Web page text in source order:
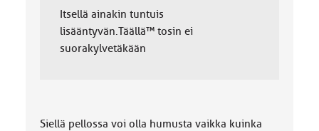
Itsellä ainakin tuntuis
lisääntyvän.Täällä™ tosin ei
suorakylvetäkään
Siellä pellossa voi olla humusta vaikka kuinka